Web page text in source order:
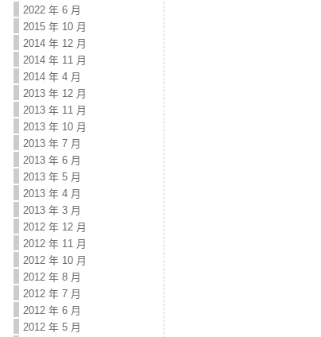
2022 年 6 月
2015 年 10 月
2014 年 12 月
2014 年 11 月
2014 年 4 月
2013 年 12 月
2013 年 11 月
2013 年 10 月
2013 年 7 月
2013 年 6 月
2013 年 5 月
2013 年 4 月
2013 年 3 月
2012 年 12 月
2012 年 11 月
2012 年 10 月
2012 年 8 月
2012 年 7 月
2012 年 6 月
2012 年 5 月